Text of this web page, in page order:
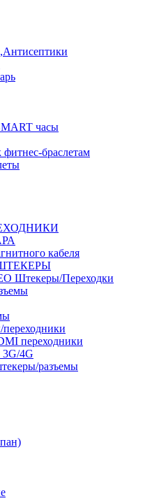
часы
браслетам
кабеля
Штекеры/Переходки
переходники
4G
разъемы